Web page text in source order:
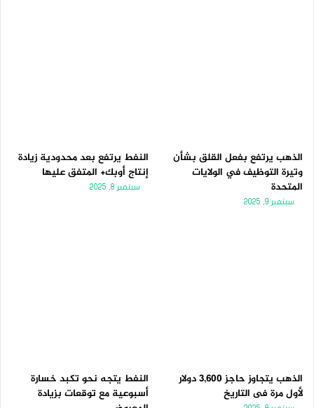
الذهب يرتفع بفعل القلق بشأن
وتيرة التوظيف في الولايات
المتحدة
سبتمبر 9, 2025
النفط يرتفع بعد محدودية زيادة
إنتاج أوبك+ المتفق عليها
سبتمبر 8, 2025
الذهب يتجاوز حاجز 3,600 دولار
لأول مرة فى التاريخ
النفط يتجه نحو تكبد خسارة
أسبوعية مع توقعات بزيادة